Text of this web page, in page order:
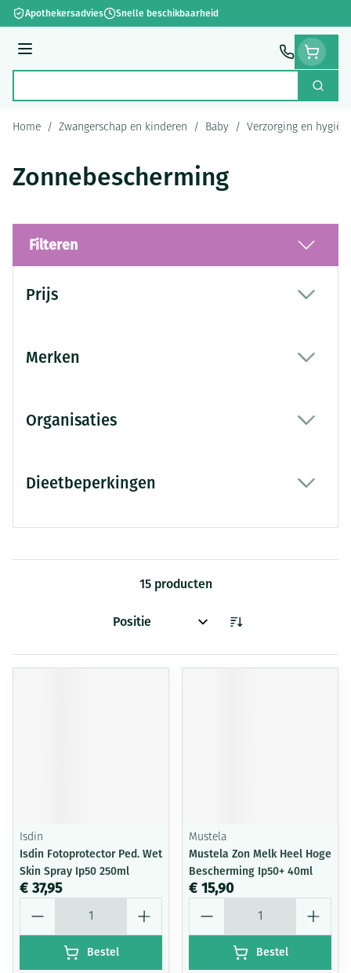
Ga naar de inhoud
Apothekersadvies Snelle beschikbaarheid
Menu
Zoek
Home / Zwangerschap en kinderen / Baby / Verzorging en
Zonnebescherming
Filteren
Prijs
Merken
Organisaties
Dieetbeperkingen
15producten
Sorteer op:
Isdin
Isdin Fotoprotector Ped. Wet
Skin Spray Ip50 250ml
€ 37,95
Bestel
Mustela
Mustela Zon Melk Heel Hoge
Bescherming Ip50+ 40ml
€ 15,90
Bestel